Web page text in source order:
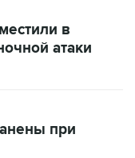
в
атаки
при